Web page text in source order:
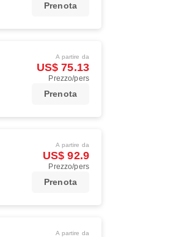
Prenota
A partire da
US$ 75.13
Prezzo/pers
Prenota
A partire da
US$ 92.9
Prezzo/pers
Prenota
A partire da